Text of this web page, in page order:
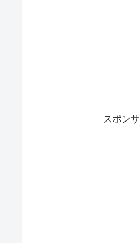
スポン